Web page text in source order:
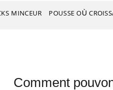
MINCEUR POUSSE OÙ
Comment